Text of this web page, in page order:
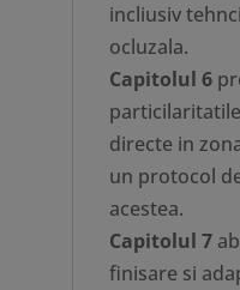
incliusiv
ocluzala.
Capitolul 6
directe in
un protocol
acestea.
Capitolul 7
finisare si